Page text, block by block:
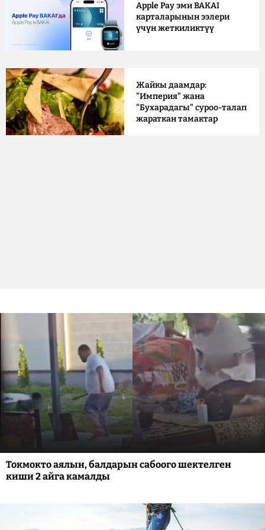
Apple Pay эми BAKAI
карталарынын ээлери
үчүн жеткиликтүү
Жайкы даамдар:
"Империя" жана
"Бухарадагы" суроо-талап
жараткан тамактар
Токмокто аялын, балдарын сабоого шектелген
киши 2 айга камалды